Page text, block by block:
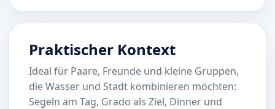
Praktischer Kontext
Ideal für Paare, Freunde und kleine Gruppen,
die Wasser und Stadt kombinieren möchten:
Segeln am Tag, Grado als Ziel, Dinner und